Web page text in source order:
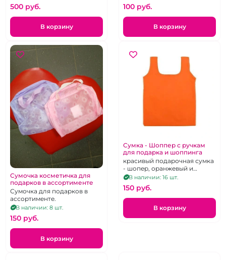
500 pуб.
В корзину
100 pуб.
В корзину
Сумочка косметичка для
подарков в ассортименте
Сумочка для подарков в
ассортименте.
В наличии: 8 шт.
150 pуб.
В корзину
Сумка - Шоппер с ручкам
для подарка и шоппинга
красивый подарочная сумка
- шопер, оранжевый и
салатовый, 35х45см
В наличии: 16 шт.
150 pуб.
В корзину